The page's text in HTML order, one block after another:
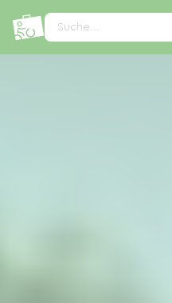
Suche...
Cookie-Einstellungen